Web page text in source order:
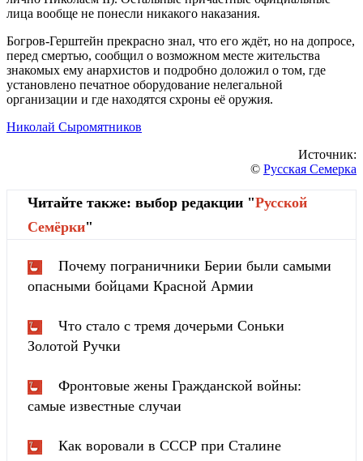
лица вообще не понесли никакого наказания.
Богров-Герштейн прекрасно знал, что его ждёт, но на допросе,
перед смертью, сообщил о возможном месте жительства
знакомых ему анархистов и подробно доложил о том, где
установлено печатное оборудование нелегальной
организации и где находятся схроны её оружия.
Николай Сыромятников
Источник:
© Русская Семерка
Читайте также: выбор редакции "Русской
Cемёрки"
Почему пограничники Берии были самыми
опасными бойцами Красной Армии
Что стало с тремя дочерьми Соньки
Золотой Ручки
Фронтовые жены Гражданской войны:
самые известные случаи
Как воровали в СССР при Сталине